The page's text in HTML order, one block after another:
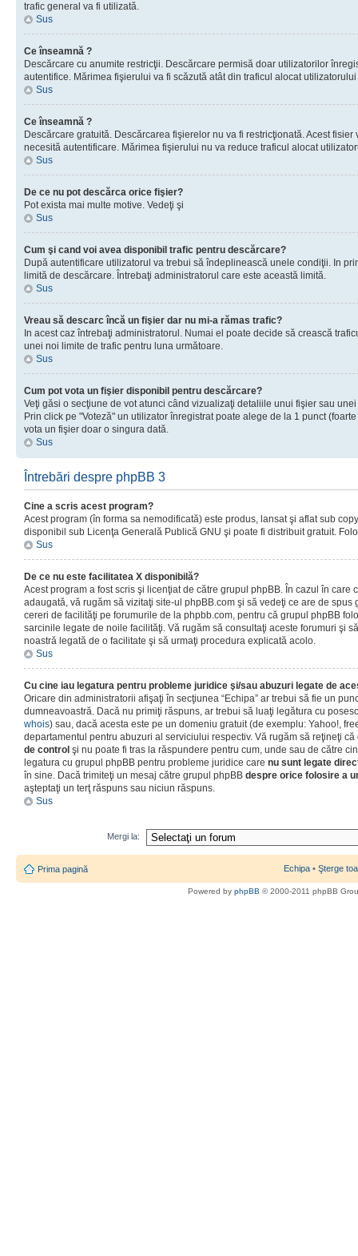
trafic general va fi utilizată.
Sus
Ce înseamnă ?
Descărcare cu anumite restricţii. Descărcare permisă doar utilizatorilor
autentifice. Mărimea fişierului va fi scăzută atât din traficul alocat
Sus
Ce înseamnă ?
Descărcare gratuită. Descărcarea fişierelor nu va fi restricţionată. Acest
necesită autentificare. Mărimea fişierului nu va reduce traficul alocat
Sus
De ce nu pot descărca orice fişier?
Pot exista mai multe motive. Vedeţi şi
Sus
Cum şi cand voi avea disponibil trafic pentru descărcare?
După autentificare utilizatorul va trebui să îndeplinească unele condiţii. In
limită de descărcare. Întrebaţi administratorul care este această limită.
Sus
Vreau să descarc încă un fişier dar nu mi-a rămas trafic?
In acest caz întrebaţi administratorul. Numai el poate decide să crească
unei noi limite de trafic pentru luna următoare.
Sus
Cum pot vota un fişier disponibil pentru descărcare?
Veţi găsi o secţiune de vot atunci când vizualizaţi detaliile unui fişier sau
Prin click pe "Voteză" un utilizator înregistrat poate alege de la 1 punct
vota un fişier doar o singura dată.
Sus
Întrebări despre phpBB 3
Cine a scris acest program?
Acest program (în forma sa nemodificată) este produs, lansat şi aflat sub
disponibil sub Licenţa Generală Publică GNU şi poate fi distribuit gratuit.
Sus
De ce nu este facilitatea X disponibilă?
Acest program a fost scris şi licenţiat de către grupul phpBB. În cazul în care
adaugată, vă rugăm să vizitaţi site-ul phpBB.com şi să vedeţi ce are de
cereri de facilităţi pe forumurile de la phpbb.com, pentru că grupul phpBB
sarcinile legate de noile facilităţi. Vă rugăm să consultaţi aceste forumuri şi
noastră legată de o facilitate şi să urmaţi procedura explicată acolo.
Sus
Cu cine iau legatura pentru probleme juridice şi/sau abuzuri legate de
Oricare din administratorii afişaţi în secţiunea “Echipa” ar trebui să fie un
dumneavoastră. Dacă nu primiţi răspuns, ar trebui să luaţi legătura cu
whois) sau, dacă acesta este pe un domeniu gratuit (de exemplu: Yahoo!,
departamentul pentru abuzuri al serviciului respectiv. Vă rugăm să reţineţi
de control şi nu poate fi tras la răspundere pentru cum, unde sau de către
legatura cu grupul phpBB pentru probleme juridice care nu sunt legate
în sine. Dacă trimiteţi un mesaj către grupul phpBB despre orice folosire a
aşteptaţi un terţ răspuns sau niciun răspuns.
Sus
Mergi la:
Prima pagină Echipa • Şterge
Powered by phpBB © 2000-2011 phpBB